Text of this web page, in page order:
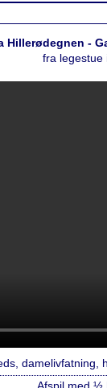
Hillerødegnen -
fra legestue
damelivfatning,